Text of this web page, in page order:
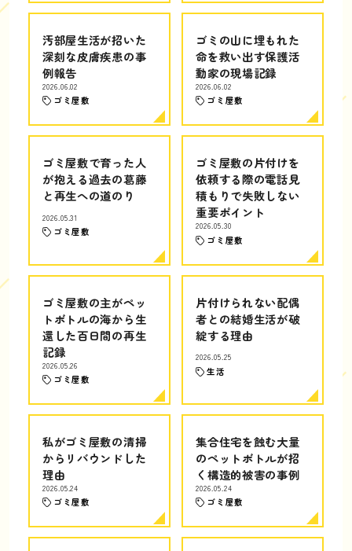
汚部屋生活が招いた
深刻な皮膚疾患の事
例報告
2026.06.02
ゴミ屋敷
ゴミの山に埋もれた
命を救い出す保護活
動家の現場記録
2026.06.02
ゴミ屋敷
ゴミ屋敷で育った人
が抱える過去の葛藤
と再生への道のり
2026.05.31
ゴミ屋敷
ゴミ屋敷の片付けを
依頼する際の電話見
積もりで失敗しない
重要ポイント
2026.05.30
ゴミ屋敷
ゴミ屋敷の主がペッ
トボトルの海から生
還した百日間の再生
記録
2026.05.26
ゴミ屋敷
片付けられない配偶
者との結婚生活が破
綻する理由
2026.05.25
生活
私がゴミ屋敷の清掃
からリバウンドした
理由
2026.05.24
ゴミ屋敷
集合住宅を蝕む大量
のペットボトルが招
く構造的被害の事例
2026.05.24
ゴミ屋敷